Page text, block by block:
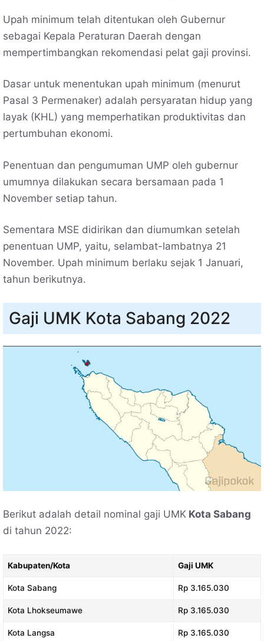
Upah minimum telah ditentukan oleh Gubernur
sebagai Kepala Peraturan Daerah dengan
mempertimbangkan rekomendasi pelat gaji provinsi.
Dasar untuk menentukan upah minimum (menurut
Pasal 3 Permenaker) adalah persyaratan hidup yang
layak (KHL) yang memperhatikan produktivitas dan
pertumbuhan ekonomi.
Penentuan dan pengumuman UMP oleh gubernur
umumnya dilakukan secara bersamaan pada 1
November setiap tahun.
Sementara MSE didirikan dan diumumkan setelah
penentuan UMP, yaitu, selambat-lambatnya 21
November. Upah minimum berlaku sejak 1 Januari,
tahun berikutnya.
Gaji UMK Kota Sabang 2022
Berikut adalah detail nominal gaji UMK Kota Sabang
di tahun 2022:
Kabupaten/Kota Gaji UMK
Kota Sabang Rp 3.165.030
Kota Lhokseumawe Rp 3.165.030
Kota Langsa Rp 3.165.030